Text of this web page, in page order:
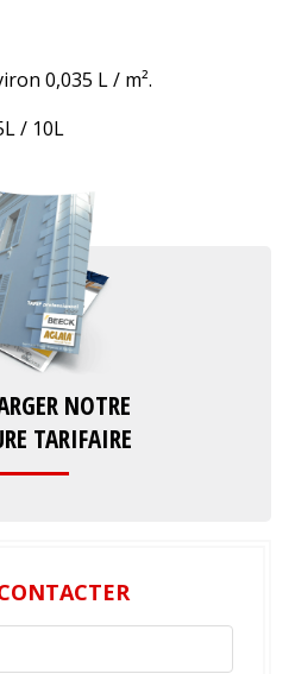
0,035 L / m².
/ 10L
NOTRE
TARIFAIRE